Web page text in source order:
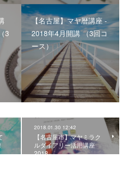
3
【名古屋】マヤ暦講座 -
2018年4月開講 （3回コ
ース）
2018.01.30 12:42
【名古屋市】マヤミラク
ルダイアリー活用講座
2018